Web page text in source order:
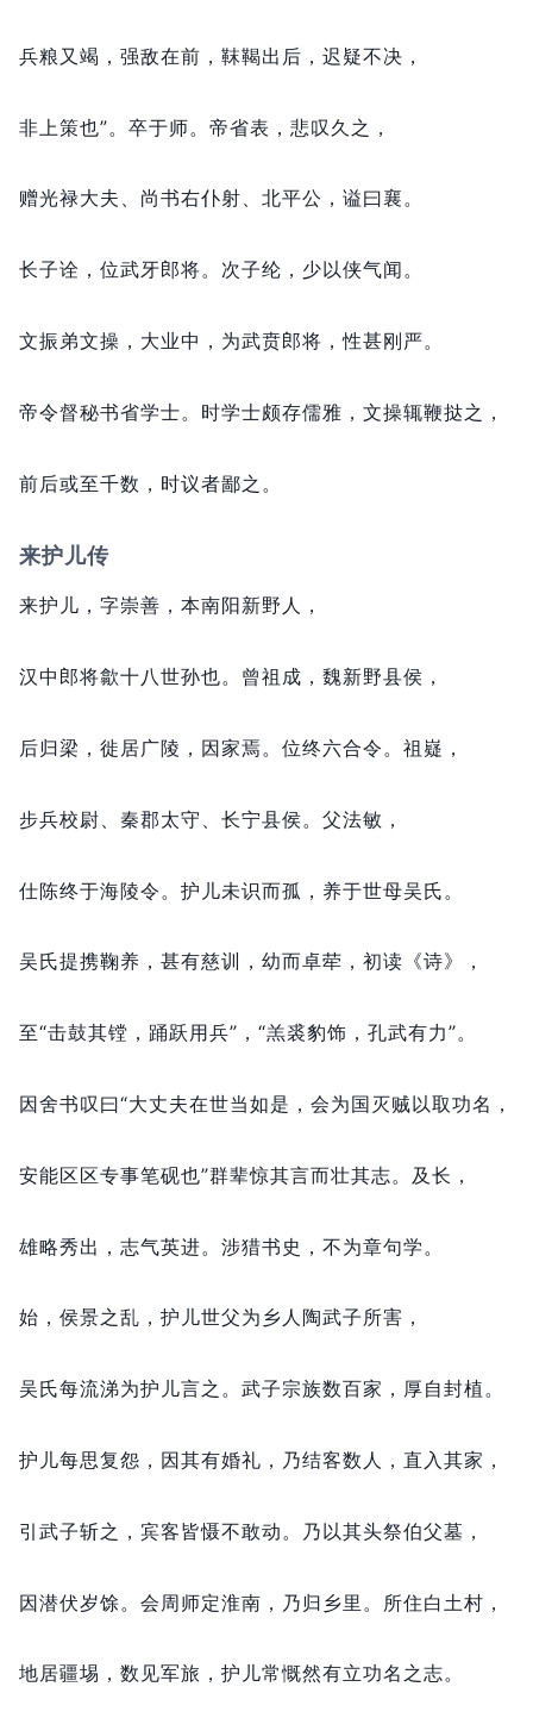
兵粮又竭， 强敌在前， 靺鞨出后， 迟疑不决，
非上策也”。 卒于师。 帝省表， 悲叹久之，
赠光禄大夫、尚书右仆射、北平公， 谥曰襄。
长子诠， 位武牙郎将。 次子纶， 少以侠气闻。
文振弟文操， 大业中， 为武贲郎将，性甚刚严。
帝令督秘书省学士。 时学士颇存儒雅， 文操辄鞭挞之，
前后或至千数， 时议者鄙之。
来护儿传
来护儿， 字崇善， 本南阳新野人，
汉中郎将歙十八世孙也。 曾祖成， 魏新野县侯，
后归梁， 徙居广陵， 因家焉。 位终六合令。 祖嶷，
步兵校尉、秦郡太守、长宁县侯。 父法敏，
仕陈终于海陵令。 护儿未识而孤， 养于世母吴氏。
吴氏提携鞠养， 甚有慈训， 幼而卓荦， 初读《诗》，
至“击鼓其镗， 踊跃用兵”， “羔裘豹饰， 孔武有力”。
因舍书叹曰“大丈夫在世当如是， 会为国灭贼以取功名，
安能区区专事笔砚也”群辈惊其言而壮其志。 及长，
雄略秀出， 志气英进。 涉猎书史， 不为章句学。
始， 侯景之乱， 护儿世父为乡人陶武子所害，
吴氏每流涕为护儿言之。 武子宗族数百家， 厚自封植。
护儿每思复怨， 因其有婚礼， 乃结客数人， 直入其家，
引武子斩之， 宾客皆慑不敢动。 乃以其头祭伯父墓，
因潜伏岁馀。 会周师定淮南， 乃归乡里。 所住白土村，
地居疆埸， 数见军旅， 护儿常慨然有立功名之志。